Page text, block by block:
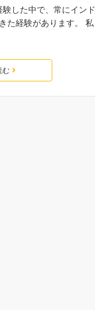
した中で、常にインド
た経験があります。 私
む